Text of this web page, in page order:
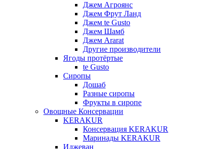
Джем Агроянс
Джем Фрут Ланд
Джем te Gusto
Джем Шамб
Джем Ararat
Другие производители
Ягоды протёртые
te Gusto
Сиропы
Дошаб
Разные сиропы
Фрукты в сиропе
Овощные Консервации
KERAKUR
Консервация KERAKUR
Маринады KERAKUR
Иджеван